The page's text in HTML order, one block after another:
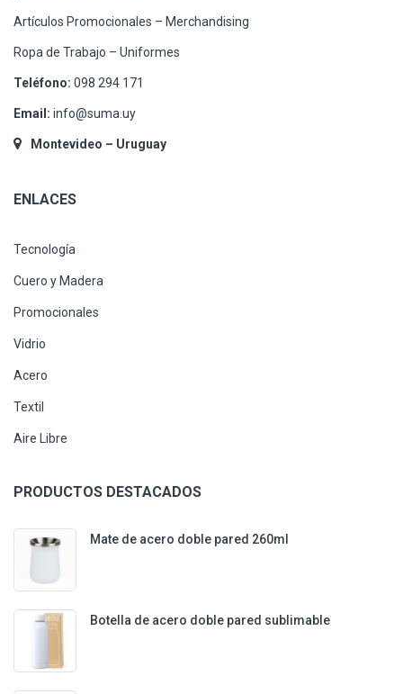
Artículos Promocionales – Merchandising
Ropa de Trabajo – Uniformes
Teléfono: 098 294 171
Email: info@suma.uy
Montevideo – Uruguay
ENLACES
Tecnología
Cuero y Madera
Promocionales
Vidrio
Acero
Textil
Aire Libre
PRODUCTOS DESTACADOS
Mate de acero doble pared 260ml
Botella de acero doble pared sublimable